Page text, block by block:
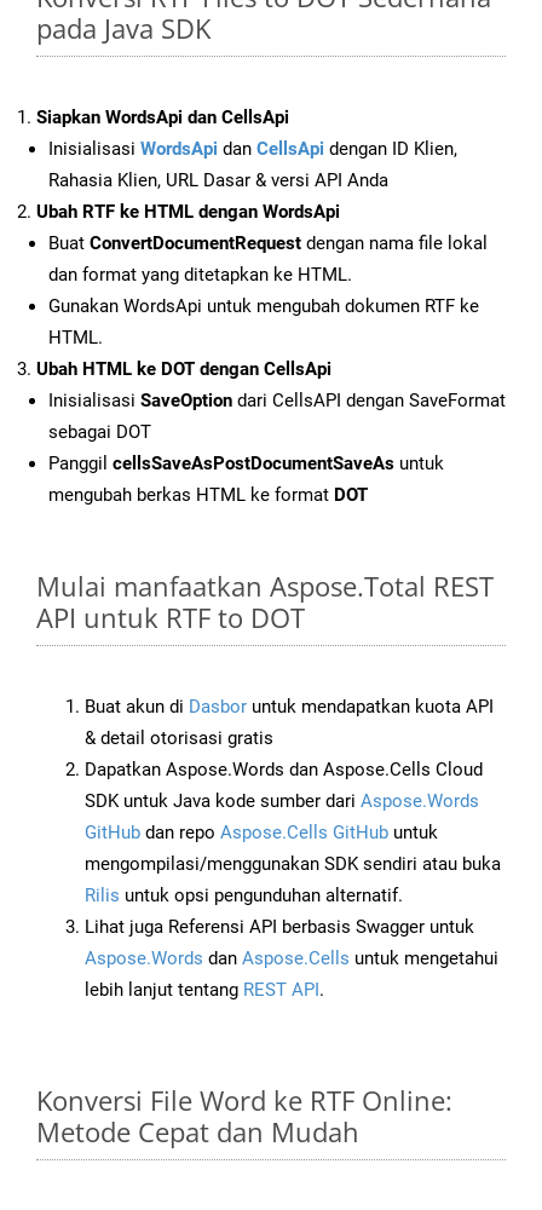
pada Java SDK
Siapkan WordsApi dan CellsApi
Inisialisasi WordsApi dan CellsApi dengan ID Klien,
Rahasia Klien, URL Dasar & versi API Anda
Ubah RTF ke HTML dengan WordsApi
Buat ConvertDocumentRequest dengan nama file lokal
dan format yang ditetapkan ke HTML.
Gunakan WordsApi untuk mengubah dokumen RTF ke
HTML.
Ubah HTML ke DOT dengan CellsApi
Inisialisasi SaveOption dari CellsAPI dengan SaveFormat
sebagai DOT
Panggil cellsSaveAsPostDocumentSaveAs untuk
mengubah berkas HTML ke format DOT
Mulai manfaatkan Aspose.Total REST
API untuk RTF to DOT
Buat akun di Dasbor untuk mendapatkan kuota API
& detail otorisasi gratis
Dapatkan Aspose.Words dan Aspose.Cells Cloud
SDK untuk Java kode sumber dari Aspose.Words
GitHub dan repo Aspose.Cells GitHub untuk
mengompilasi/menggunakan SDK sendiri atau buka
Rilis untuk opsi pengunduhan alternatif.
Lihat juga Referensi API berbasis Swagger untuk
Aspose.Words dan Aspose.Cells untuk mengetahui
lebih lanjut tentang REST API.
Konversi File Word ke RTF Online:
Metode Cepat dan Mudah